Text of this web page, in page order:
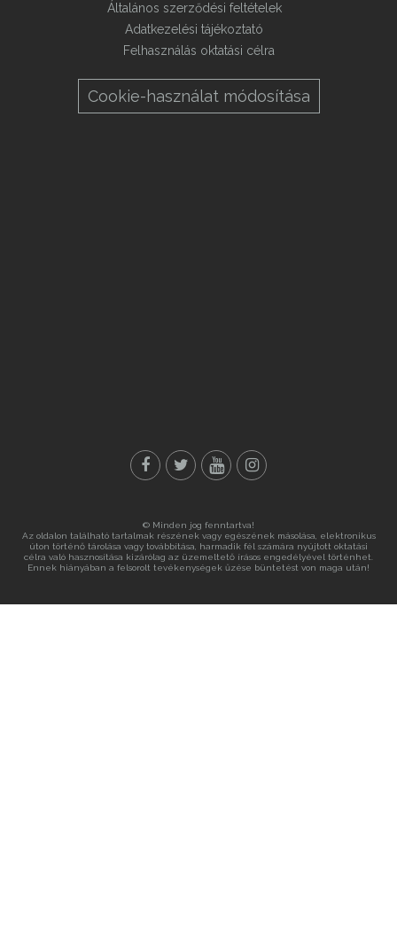
Általános szerződési feltételek
Adatkezelési tájékoztató
Felhasználás oktatási célra
Cookie-használat módosítása
© Minden jog fenntartva!
Az oldalon található tartalmak részének vagy egészének másolása, elektronikus
úton történő tárolása vagy továbbítása, harmadik fél számára nyújtott oktatási
célra való hasznosítása kizárólag az üzemeltető írásos engedélyével történhet.
Ennek hiányában a felsorolt tevékenységek űzése büntetést von maga után!